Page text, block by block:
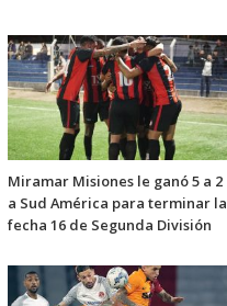
Miramar Misiones le ganó 5 a 2
a Sud América para terminar la
fecha 16 de Segunda División